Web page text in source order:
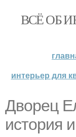
ВСЁ ОБ
интерьер для
Дворец
история